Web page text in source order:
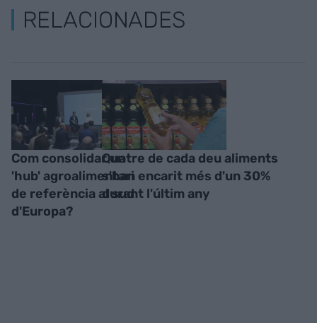
RELACIONADES
Com consolidar un
'hub' agroalimentari
de referència al sud
d'Europa?
Quatre de cada deu aliments
s'han encarit més d'un 30%
durant l'últim any